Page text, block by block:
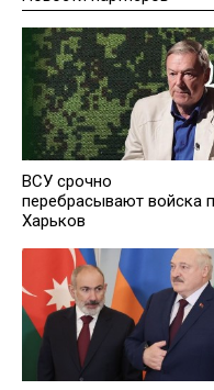
ВСУ срочно
перебрасывают войска
Харьков